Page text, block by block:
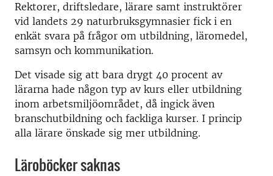
Rektorer, driftsledare, lärare samt instruktörer
vid landets 29 naturbruksgymnasier fick i en
enkät svara på frågor om utbildning, läromedel,
samsyn och kommunikation.
Det visade sig att bara drygt 40 procent av
lärarna hade någon typ av kurs eller utbildning
inom arbetsmiljöområdet, då ingick även
branschutbildning och fackliga kurser. I princip
alla lärare önskade sig mer utbildning.
Läroböcker saknas